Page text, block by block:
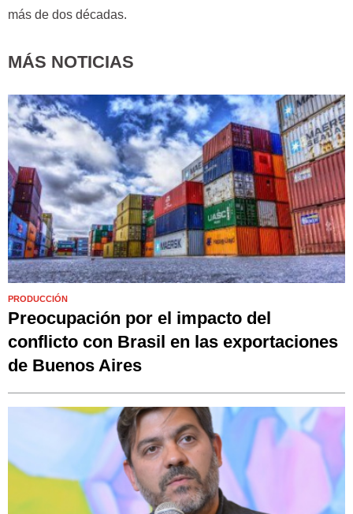
más de dos décadas.
MÁS NOTICIAS
PRODUCCIÓN
Preocupación por el impacto del
conflicto con Brasil en las exportaciones
de Buenos Aires